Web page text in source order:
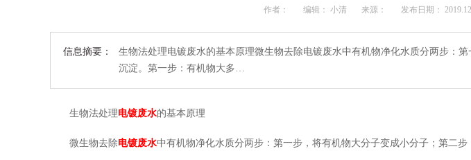
作者： 编辑： 小清 来源： 发布日期：
信息摘要：
生物法处理电镀废水的基本原理微生物去除电镀废水中有机物净化水质分两步：
沉淀。第一步：有机物大多…
生物法处理电镀废水的基本原理
微生物去除电镀废水中有机物净化水质分两步：第一步，将有机物大分子变成小分子；第二步